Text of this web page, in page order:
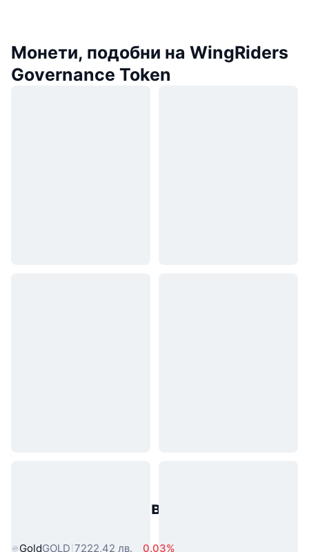
Монети, подобни на WingRiders
Governance Token
Популярни активи от реалния
GoldGOLD 7222,42 лв. 0.03%